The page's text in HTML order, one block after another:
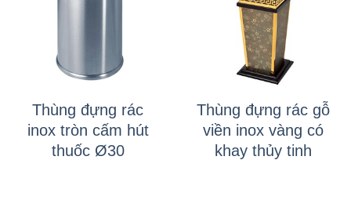
Thùng đựng rác
inox tròn cấm hút
thuốc Ø30
Thùng đựng rác gỗ
viền inox vàng có
khay thủy tinh